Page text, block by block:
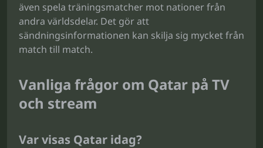
även spela träningsmatcher mot nationer från
andra världsdelar. Det gör att
sändningsinformationen kan skilja sig mycket från
match till match.
Vanliga frågor om Qatar på TV
och stream
Var visas Qatar idag?